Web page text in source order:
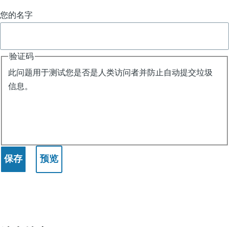
您的名字
验证码
此问题用于测试您是否是人类访问者并防止自动提交垃圾
信息。